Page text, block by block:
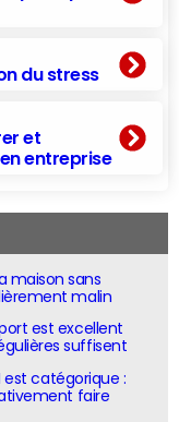
du stress
et
entreprise
maison sans
malin
est excellent
suffisent
est catégorique :
faire